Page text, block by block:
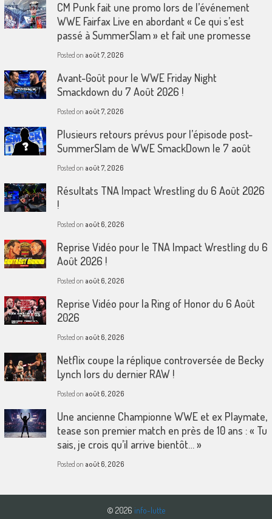
CM Punk fait une promo lors de l’événement
WWE Fairfax Live en abordant « Ce qui s’est
passé à SummerSlam » et fait une promesse
Posted on août 7, 2026
Avant-Goût pour le WWE Friday Night
Smackdown du 7 Août 2026 !
Posted on août 7, 2026
Plusieurs retours prévus pour l’épisode post-
SummerSlam de WWE SmackDown le 7 août
Posted on août 7, 2026
Résultats TNA Impact Wrestling du 6 Août 2026
!
Posted on août 6, 2026
Reprise Vidéo pour le TNA Impact Wrestling du 6
Août 2026 !
Posted on août 6, 2026
Reprise Vidéo pour la Ring of Honor du 6 Août
2026
Posted on août 6, 2026
Netflix coupe la réplique controversée de Becky
Lynch lors du dernier RAW !
Posted on août 6, 2026
Une ancienne Championne WWE et ex Playmate,
tease son premier match en près de 10 ans : « Tu
sais, je crois qu’il arrive bientôt… »
Posted on août 6, 2026
© 2026 info-lutte